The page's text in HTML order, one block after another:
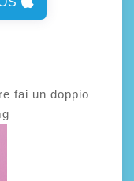
fai un doppio